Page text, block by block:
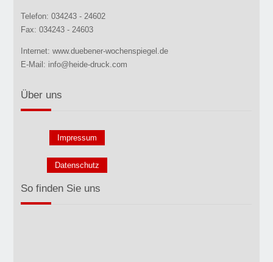
Telefon: 034243 - 24602
Fax: 034243 - 24603
Internet: www.duebener-wochenspiegel.de
E-Mail: info@heide-druck.com
Über uns
Impressum
Datenschutz
So finden Sie uns